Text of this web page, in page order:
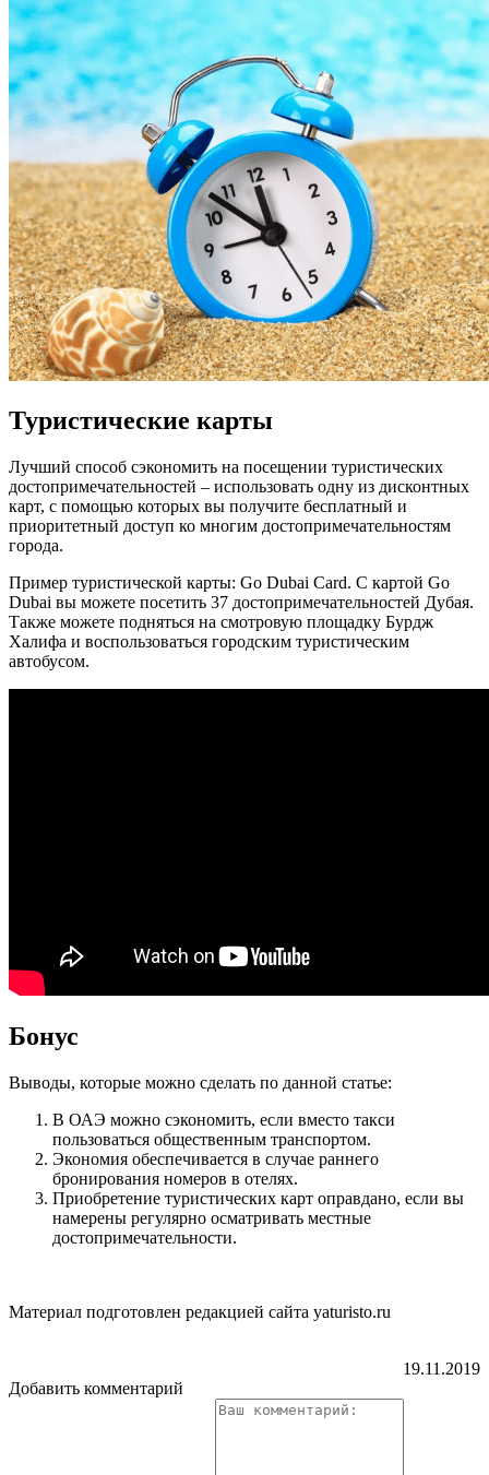
Туристические карты
Лучший способ сэкономить на посещении туристических
достопримечательностей – использовать одну из дисконтных
карт, с помощью которых вы получите бесплатный и
приоритетный доступ ко многим достопримечательностям
города.
Пример туристической карты: Go Dubai Card. С картой Go
Dubai вы можете посетить 37 достопримечательностей Дубая.
Также можете подняться на смотровую площадку Бурдж
Халифа и воспользоваться городским туристическим
автобусом.
Бонус
Выводы, которые можно сделать по данной статье:
В ОАЭ можно сэкономить, если вместо такси
пользоваться общественным транспортом.
Экономия обеспечивается в случае раннего
бронирования номеров в отелях.
Приобретение туристических карт оправдано, если вы
намерены регулярно осматривать местные
достопримечательности.
Материал подготовлен редакцией сайта yaturisto.ru
19.11.2019
Добавить комментарий